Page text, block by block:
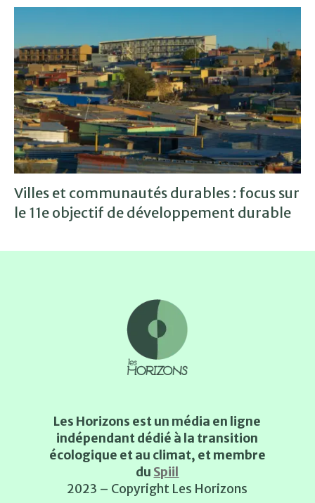
Villes et communautés durables : focus sur
le 11e objectif de développement durable
Les Horizons est un média en ligne
indépendant dédié à la transition
écologique et au climat, et membre
du Spiil
2023 – Copyright Les Horizons